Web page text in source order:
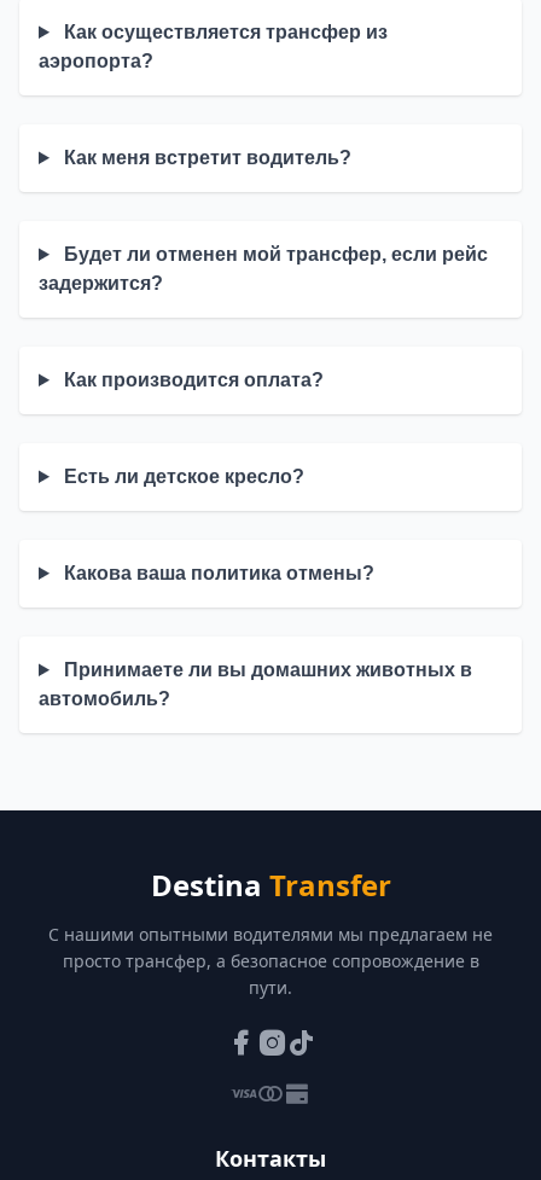
Как осуществляется трансфер из
аэропорта?
Как меня встретит водитель?
Будет ли отменен мой трансфер, если рейс
задержится?
Как производится оплата?
Есть ли детское кресло?
Какова ваша политика отмены?
Принимаете ли вы домашних животных в
автомобиль?
Destina Transfer
С нашими опытными водителями мы предлагаем не
просто трансфер, а безопасное сопровождение в
пути.
Контакты